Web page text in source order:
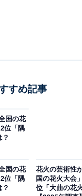
伝統と現代の都市景
はの華やかさと歴史の
コンクールで優秀な
大会だから」(40代
発の花火が打ち
」(20代男性／東京
えと日本らしさが感
すめ記事
国の花
位「隅
国の花
位「隅
花火の芸術性
国の花火大会
位「大曲の花